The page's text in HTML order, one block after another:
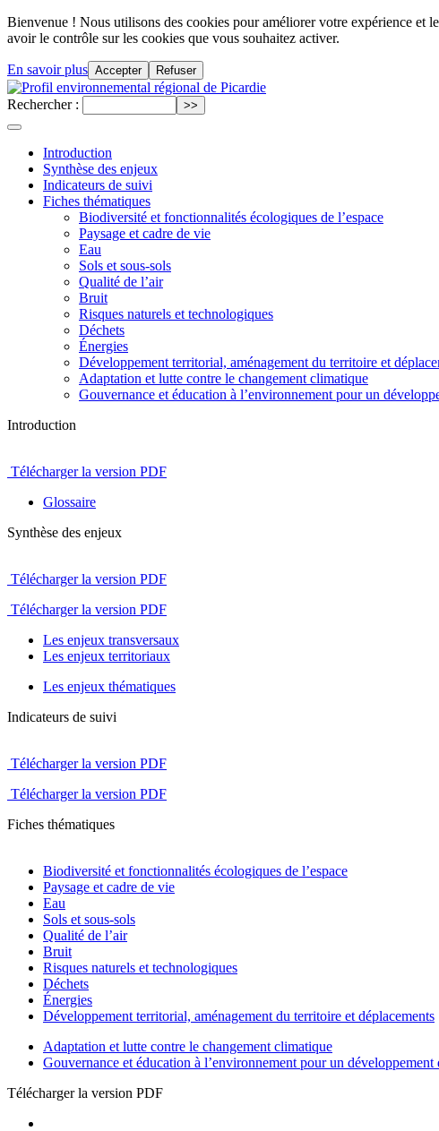
Bienvenue ! Nous utilisons des cookies pour améliorer votre expérience et
avoir le contrôle sur les cookies que vous souhaitez activer.
En savoir plus Accepter Refuser
Rechercher :
Introduction
Synthèse des enjeux
Indicateurs de suivi
Fiches thématiques
Biodiversité et fonctionnalités écologiques de l’espace
Paysage et cadre de vie
Eau
Sols et sous-sols
Qualité de l’air
Bruit
Risques naturels et technologiques
Déchets
Énergies
Développement territorial, aménagement du territoire et
Adaptation et lutte contre le changement climatique
Gouvernance et éducation à l’environnement pour un
Introduction
Télécharger la version PDF
Glossaire
Synthèse des enjeux
Télécharger la version PDF
Télécharger la version PDF
Les enjeux transversaux
Les enjeux territoriaux
Les enjeux thématiques
Indicateurs de suivi
Télécharger la version PDF
Télécharger la version PDF
Fiches thématiques
Biodiversité et fonctionnalités écologiques de l’espace
Paysage et cadre de vie
Eau
Sols et sous-sols
Qualité de l’air
Bruit
Risques naturels et technologiques
Déchets
Énergies
Développement territorial, aménagement du territoire et déplacements
Adaptation et lutte contre le changement climatique
Gouvernance et éducation à l’environnement pour un développement
Télécharger la version PDF